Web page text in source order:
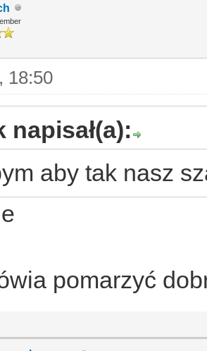
18:50
napisał(a):
aby tak nasz
pomarzyć